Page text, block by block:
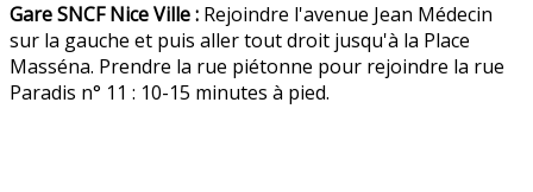
Gare SNCF Nice Ville : Rejoindre l'avenue Jean Médecin
sur la gauche et puis aller tout droit jusqu'à la Place
Masséna. Prendre la rue piétonne pour rejoindre la rue
Paradis n° 11 : 10-15 minutes à pied.